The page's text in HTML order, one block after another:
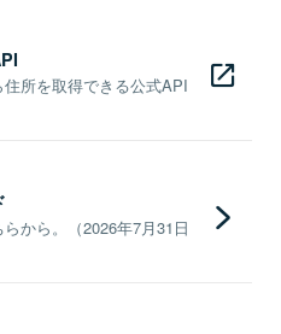
所を取得できる公式API
から。（2026年7月31日